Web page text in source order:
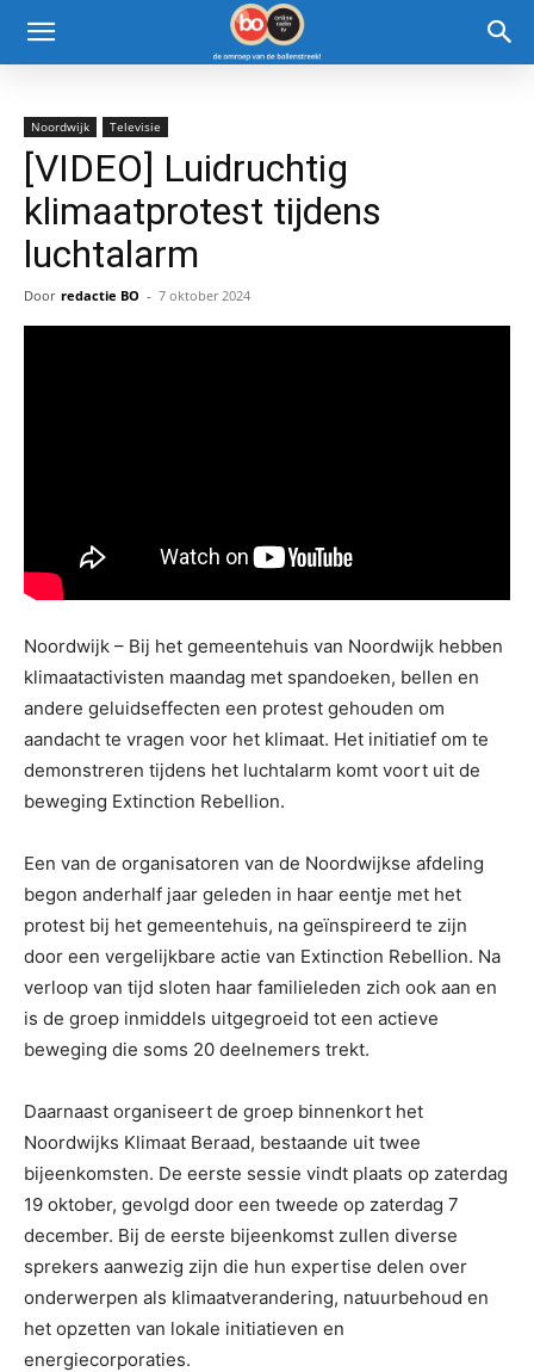
Noordwijk Televisie
[VIDEO] Luidruchtig
klimaatprotest tijdens
luchtalarm
Door redactie BO - 7 oktober 2024
Noordwijk – Bij het gemeentehuis van Noordwijk hebben
klimaatactivisten maandag met spandoeken, bellen en
andere geluidseffecten een protest gehouden om
aandacht te vragen voor het klimaat. Het initiatief om te
demonstreren tijdens het luchtalarm komt voort uit de
beweging Extinction Rebellion.
Een van de organisatoren van de Noordwijkse afdeling
begon anderhalf jaar geleden in haar eentje met het
protest bij het gemeentehuis, na geïnspireerd te zijn
door een vergelijkbare actie van Extinction Rebellion. Na
verloop van tijd sloten haar familieleden zich ook aan en
is de groep inmiddels uitgegroeid tot een actieve
beweging die soms 20 deelnemers trekt.
Daarnaast organiseert de groep binnenkort het
Noordwijks Klimaat Beraad, bestaande uit twee
bijeenkomsten. De eerste sessie vindt plaats op zaterdag
19 oktober, gevolgd door een tweede op zaterdag 7
december. Bij de eerste bijeenkomst zullen diverse
sprekers aanwezig zijn die hun expertise delen over
onderwerpen als klimaatverandering, natuurbehoud en
het opzetten van lokale initiatieven en
energiecorporaties.